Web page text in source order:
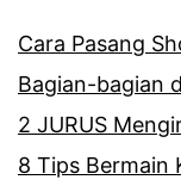
Cara Pasang
Bagian-bagian
2 JURUS
8 Tips Bermain